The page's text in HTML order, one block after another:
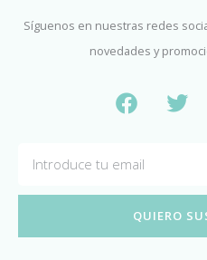
Síguenos en nuestras redes
novedades y
F
a
e
b
o
o
k
T
w
e
r
QUIERO